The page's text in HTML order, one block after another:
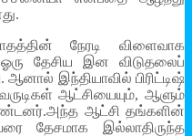
நேரடி விளைவாக
தேசிய இன விடுதலைப்
இந்தியாவில் பிரிட்டிஷ்
ஆட்சியையும், ஆளும்
ஆட்சி தங்களின்
தேசமாக இல்லாதிருந்த